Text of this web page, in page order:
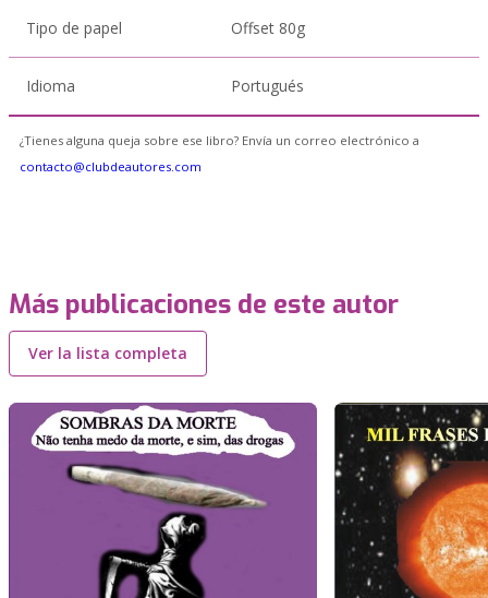
Tipo de papel Offset 80g
Idioma Portugués
¿Tienes alguna queja sobre ese libro? Envía un correo electrónico a
contacto@clubdeautores.com
Más publicaciones de este autor
Ver la lista completa